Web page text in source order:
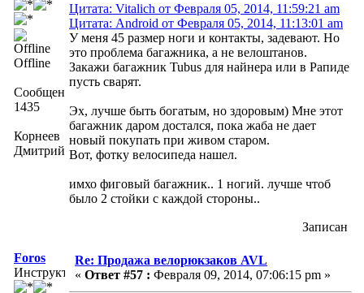
Offline
Сообщений:
1435
Корнеев
Дмитрий
Цитата: Vitalich от Февраля 05, 2014, 11:59:21 am
Цитата: Android от Февраля 05, 2014, 11:13:01 am
У меня 45 размер ноги и контакты, задевают. Но
это проблема багажника, а не велоштанов.
Закажи багажник Tubus для найнера или в Рапиде
пусть сварят.
Эх, лучше быть богатым, но здоровым) Мне этот
багажник даром достался, пока жаба не дает
новый покупать при живом старом.
Вот, фотку велосипеда нашел.
имхо фиговый багажник.. 1 ногий. лучше чтоб
было 2 стойки с каждой стороны..
Записан
Foros
Инструктор
Re: Продажа велорюкзаков AVL
« Ответ #57 : Февраля 09, 2014, 07:06:15 pm »